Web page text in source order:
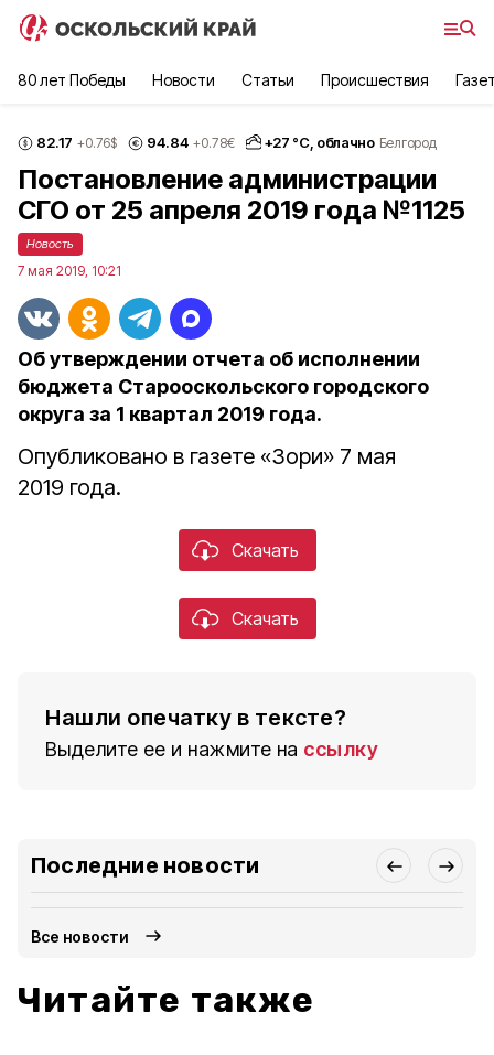
80 лет Победы Новости Статьи Происшествия
82.17 +0.76$ 94.84 +0.78€ +27 °С, облачно Белгород
Постановление администрации
СГО от 25 апреля 2019 года №1125
Новость
7 мая 2019, 10:21
Об утверждении отчета об исполнении
бюджета Старооскольского городского
округа за 1 квартал 2019 года.
Опубликовано в газете «Зори» 7 мая
2019 года.
Скачать
Скачать
Нашли опечатку в тексте?
Выделите ее и нажмите на ссылку
Последние новости
Все новости
Читайте также